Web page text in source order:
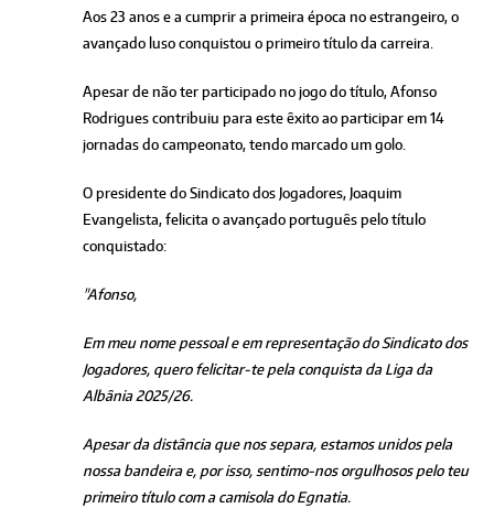
Aos 23 anos e a cumprir a primeira época no estrangeiro, o
avançado luso conquistou o primeiro título da carreira.
Apesar de não ter participado no jogo do título, Afonso
Rodrigues contribuiu para este êxito ao participar em 14
jornadas do campeonato, tendo marcado um golo.
O presidente do Sindicato dos Jogadores, Joaquim
Evangelista, felicita o avançado português pelo título
conquistado:
"Afonso,
Em meu nome pessoal e em representação do Sindicato dos
Jogadores, quero felicitar-te pela conquista da Liga da
Albânia 2025/26.
Apesar da distância que nos separa, estamos unidos pela
nossa bandeira e, por isso, sentimo-nos orgulhosos pelo teu
primeiro título com a camisola do Egnatia.